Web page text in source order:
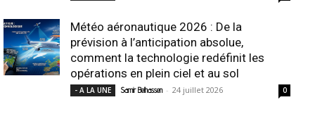
Météo aéronautique 2026 : De la
prévision à l’anticipation absolue,
comment la technologie redéfinit les
opérations en plein ciel et au sol
- A LA UNE Samir Belhassen - 24 juillet 2026 0